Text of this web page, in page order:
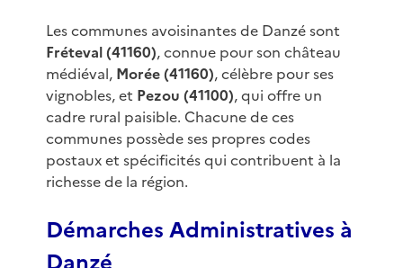
Les communes avoisinantes de Danzé sont
Fréteval (41160), connue pour son château
médiéval, Morée (41160), célèbre pour ses
vignobles, et Pezou (41100), qui offre un
cadre rural paisible. Chacune de ces
communes possède ses propres codes
postaux et spécificités qui contribuent à la
richesse de la région.
Démarches Administratives à